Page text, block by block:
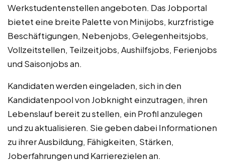
Werkstudentenstellen angeboten. Das Jobportal
bietet eine breite Palette von Minijobs, kurzfristige
Beschäftigungen, Nebenjobs, Gelegenheitsjobs,
Vollzeitstellen, Teilzeitjobs, Aushilfsjobs, Ferienjobs
und Saisonjobs an.
Kandidaten werden eingeladen, sich in den
Kandidatenpool von Jobknight einzutragen, ihren
Lebenslauf bereit zu stellen, ein Profil anzulegen
und zu aktualisieren. Sie geben dabei Informationen
zu ihrer Ausbildung, Fähigkeiten, Stärken,
Joberfahrungen und Karrierezielen an.